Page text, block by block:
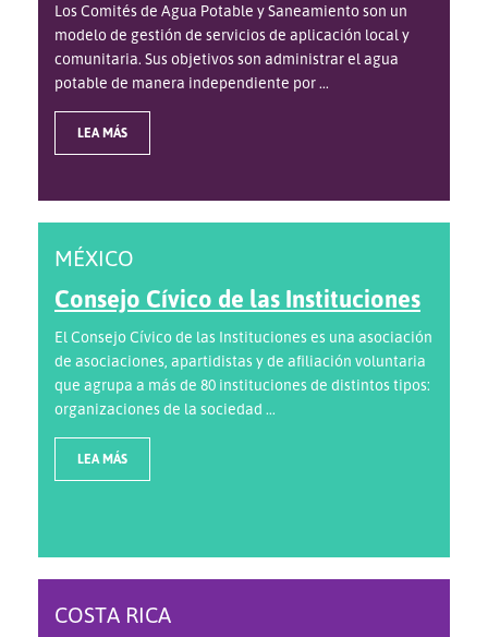
Los Comités de Agua Potable y Saneamiento son un
modelo de gestión de servicios de aplicación local y
comunitaria. Sus objetivos son administrar el agua
potable de manera independiente por ...
LEA MÁS
MÉXICO
Consejo Cívico de las Instituciones
El Consejo Cívico de las Instituciones es una asociación
de asociaciones, apartidistas y de afiliación voluntaria
que agrupa a más de 80 instituciones de distintos tipos:
organizaciones de la sociedad ...
LEA MÁS
COSTA RICA